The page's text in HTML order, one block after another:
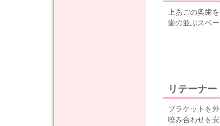
上あごの奥歯
歯の並ぶスペ
リテーナー
ブラケットを
咬み合わせを